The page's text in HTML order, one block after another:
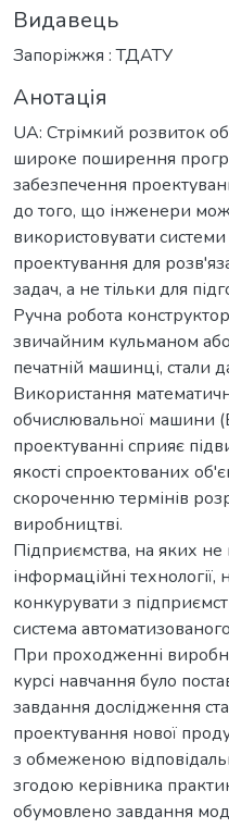
Видавець
Запоріжжя : ТДАТУ
Анотація
UA: Стрімкий розвиток
широке поширення
забезпечення
до того, що інженери
використовувати
проектування для
задач, а не тільки для
Ручна робота
звичайним кульманом
печатній машинці, стали
Використання
обчислювальної машини
проектуванні сприяє
якості спроектованих
скороченню термінів
виробництві.
Підприємства, на яких
інформаційні
конкурувати з
система
При проходженні
курсі навчання було
завдання дослідження
проектування нової
з обмеженою
згодою керівника
обумовлено завдання